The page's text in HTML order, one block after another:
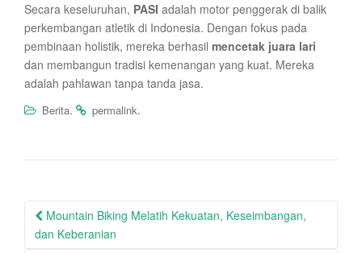
Secara keseluruhan, PASI adalah motor penggerak di balik
perkembangan atletik di Indonesia. Dengan fokus pada
pembinaan holistik, mereka berhasil mencetak juara lari
dan membangun tradisi kemenangan yang kuat. Mereka
adalah pahlawan tanpa tanda jasa.
Berita. permalink.
Post
navigation
Mountain Biking Melatih Kekuatan, Keseimbangan,
dan Keberanian